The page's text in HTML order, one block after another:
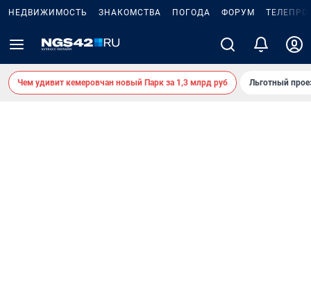
НЕДВИЖИМОСТЬ ЗНАКОМСТВА ПОГОДА ФОРУМ
Чем удивит кемеровчан новый Парк за 1,3 млрд руб Льготный